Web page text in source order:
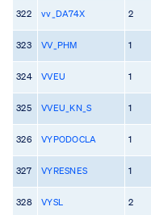
322 vv_DA74X 2
323 VV_PHM 1
324 VVEU 1
325 VVEU_KN_S 1
326 VYPODOCLA 1
327 VYRESNES 1
328 VYSL 2